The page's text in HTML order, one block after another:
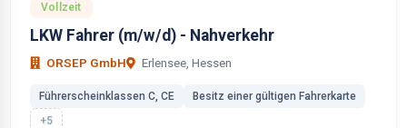
Vollzeit
LKW Fahrer (m/w/d) - Nahverkehr
ORSEP GmbH Erlensee, Hessen
Führerscheinklassen C, CE
Besitz einer gültigen Fahrerkarte
+5